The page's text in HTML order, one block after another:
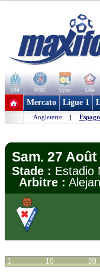
OM PSG Lyon Lille
+ de clubs
Mercato Ligue 1
Angleterre |
Sam. 27
Stade :
Arbitre :
1 10 20